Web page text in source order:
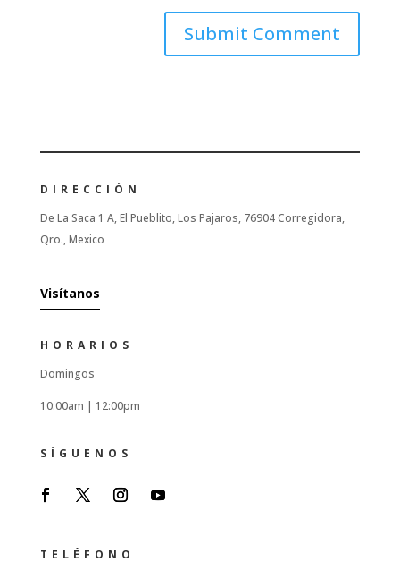
DIRECCIÓN
De La Saca 1 A, El Pueblito, Los Pajaros, 76904 Corregidora,
Qro., Mexico
Visítanos
HORARIOS
Domingos
10:00am | 12:00pm
SÍGUENOS
TELÉFONO